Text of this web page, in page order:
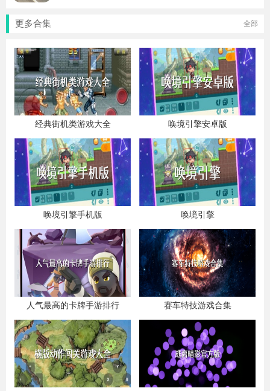
更多合集 全部
经典街机类游戏大全 唤境引擎安卓版
唤境引擎手机版 唤境引擎
人气最高的卡牌手游排行 赛车特技游戏合集